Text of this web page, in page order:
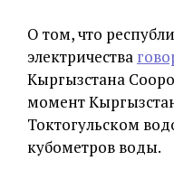
О том, что
электричества
Кыргызстана
момент
Токтогульском
кубометров воды.